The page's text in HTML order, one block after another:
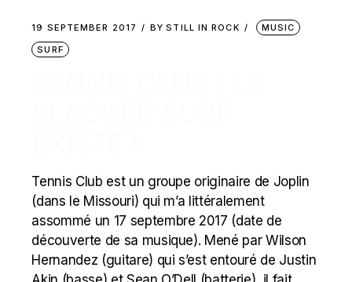
19 SEPTEMBER 2017 BY STILL IN ROCK
MUSIC
SURF
Tennis Club est un groupe originaire de Joplin
(dans le Missouri) qui m’a littéralement
assommé un 17 septembre 2017 (date de
découverte de sa musique). Mené par Wilson
Hernandez (guitare) qui s’est entouré de Justin